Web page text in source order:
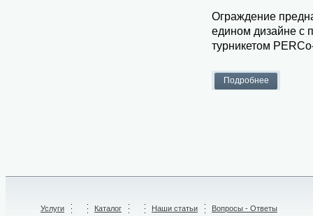
Ограждение
едином дизайне с
турникетом
Услуги Каталог Наши статьи Вопросы - Ответы